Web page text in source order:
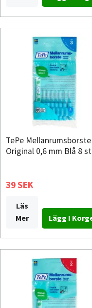
TePe Mellanrumsborste
Original 0,6 mm Blå 8 st
39 SEK
Läs
Mer